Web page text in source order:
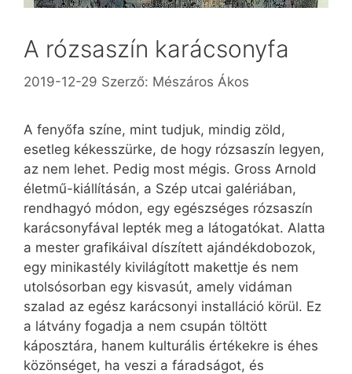
A rózsaszín karácsonyfa
2019-12-29 Szerző: Mészáros Ákos
A fenyőfa színe, mint tudjuk, mindig zöld,
esetleg kékesszürke, de hogy rózsaszín legyen,
az nem lehet. Pedig most mégis. Gross Arnold
életmű-kiállításán, a Szép utcai galériában,
rendhagyó módon, egy egészséges rózsaszín
karácsonyfával lepték meg a látogatókat. Alatta
a mester grafikáival díszített ajándékdobozok,
egy minikastély kivilágított makettje és nem
utolsósorban egy kisvasút, amely vidáman
szalad az egész karácsonyi installáció körül. Ez
a látvány fogadja a nem csupán töltött
káposztára, hanem kulturális értékekre is éhes
közönséget, ha veszi a fáradságot, és